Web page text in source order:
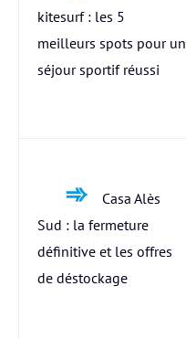
kitesurf : les 5
meilleurs spots pour un
séjour sportif réussi
Casa Alès
Sud : la fermeture
définitive et les offres
de déstockage